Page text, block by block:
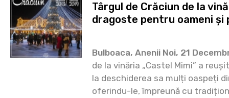
Târgul de Crăciun de la
dragoste pentru oameni și
Bulboaca, Anenii Noi, 21
de la vinăria „Castel Mimi” a
la deschiderea sa mulți oaspeți
oferindu-le, împreună cu